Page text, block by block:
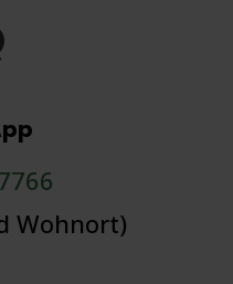
Wohnort)